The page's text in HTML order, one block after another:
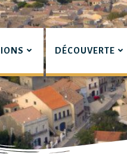
Loupian
DÉCOUVERTE